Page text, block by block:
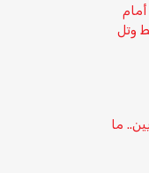
وتل
ما